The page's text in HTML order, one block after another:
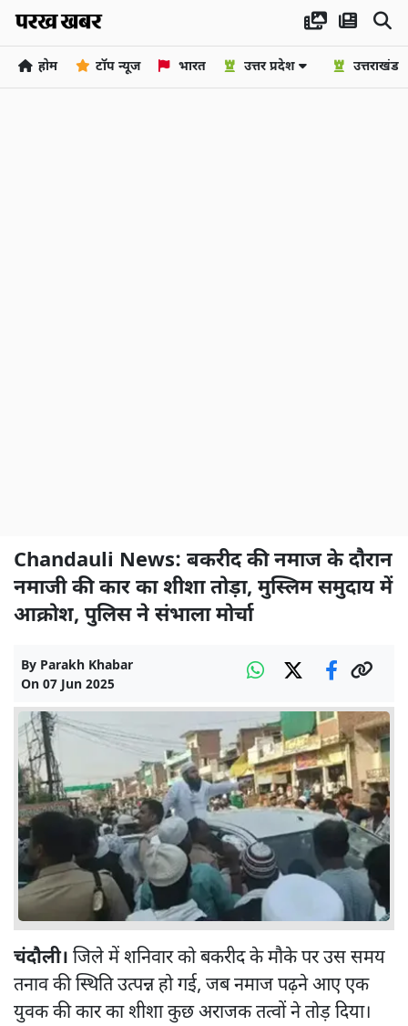
होम टॉप न्यूज भारत उत्तर प्रदेश उत्तराखंड
Chandauli News: बकरीद की नमाज के दौरान
नमाजी की कार का शीशा तोड़ा, मुस्लिम समुदाय में
आक्रोश, पुलिस ने संभाला मोर्चा
By Parakh Khabar
On 07 Jun 2025
चंदौली। जिले में शनिवार को बकरीद के मौके पर उस समय
तनाव की स्थिति उत्पन्न हो गई, जब नमाज पढ़ने आए एक
युवक की कार का शीशा कुछ अराजक तत्वों ने तोड़ दिया।